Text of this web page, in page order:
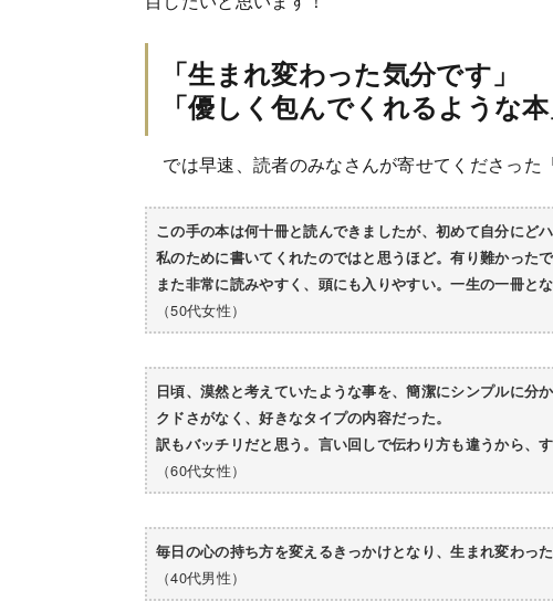
「生まれ変わった気分です」
「優しく包んでくれるような本
では早速、読者のみなさんが寄せてくださった
この手の本は何十冊と読んできましたが、初めて自分にど
私のために書いてくれたのではと思うほど。有り難かったで
また非常に読みやすく、頭にも入りやすい。一生の一冊とな
（50代女性）
日頃、漠然と考えていたような事を、簡潔にシンプルに分
クドさがなく、好きなタイプの内容だった。
訳もバッチリだと思う。言い回しで伝わり方も違うから、す
（60代女性）
毎日の心の持ち方を変えるきっかけとなり、生まれ変わった
（40代男性）